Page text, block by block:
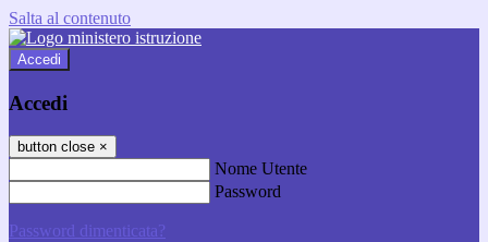
Salta al contenuto
Accedi
Accedi
button close ×
Nome Utente
Password
Password dimenticata?